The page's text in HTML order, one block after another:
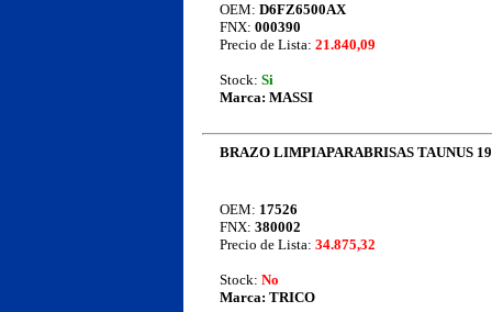
OEM: D6FZ6500AX
FNX: 000390
Precio de Lista: 21.840,09
Stock: Si
Marca: MASSI
BRAZO LIMPIAPARABRISAS TAUNUS
OEM: 17526
FNX: 380002
Precio de Lista: 34.875,32
Stock: No
Marca: TRICO